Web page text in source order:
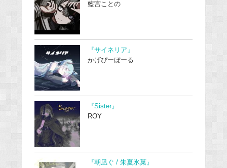
藍宮ことの
『サイネリア』
かげぴーぼーる
『Sister』
ROY
『朝凪ぐ / 朱夏氷菓』